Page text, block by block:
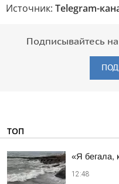
Источник: Telegram-
Подписывайтесь
ТОП
«Я бегала,
12:48